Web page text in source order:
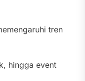
tren
hingga event